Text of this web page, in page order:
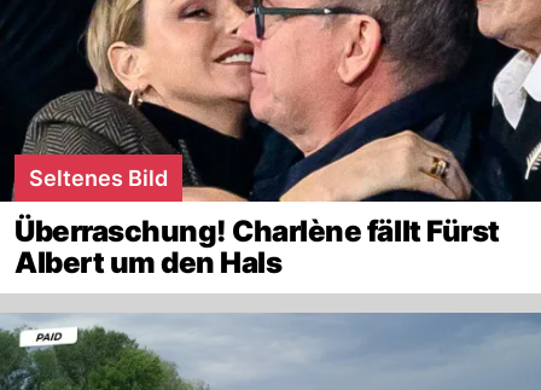
Seltenes Bild
Überraschung! Charlène fällt Fürst
Albert um den Hals